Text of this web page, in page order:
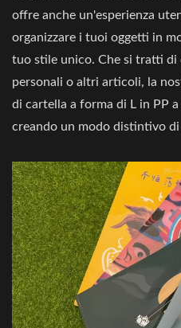
offre anche un'esperienza
organizzare i tuoi oggetti in
tuo stile unico. Che si tratti di
personali o altri articoli, la
di cartella a forma di L in PP
creando un modo distintivo di